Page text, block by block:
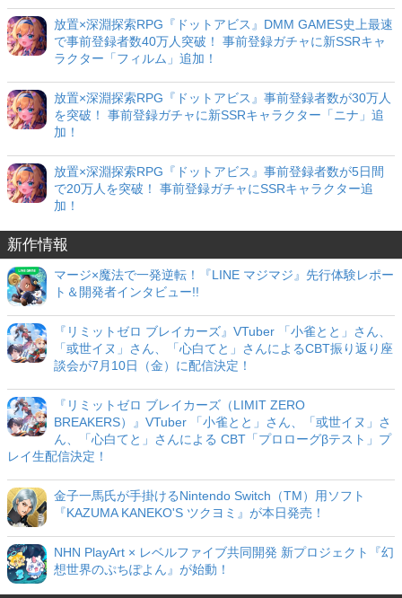
放置×深淵探索RPG『ドットアビス』DMM GAMES史上最速
で事前登録者数40万人突破！ 事前登録ガチャに新SSRキャ
ラクター「フィルム」追加！
放置×深淵探索RPG『ドットアビス』事前登録者数が30万人
を突破！ 事前登録ガチャに新SSRキャラクター「ニナ」追
加！
放置×深淵探索RPG『ドットアビス』事前登録者数が5日間
で20万人を突破！ 事前登録ガチャにSSRキャラクター追
加！
新作情報
マージ×魔法で一発逆転！『LINE マジマジ』先行体験レポー
ト＆開発者インタビュー!!
『リミットゼロ ブレイカーズ』VTuber 「小雀とと」さん、
「或世イヌ」さん、「心白てと」さんによるCBT振り返り座
談会が7月10日（金）に配信決定！
『リミットゼロ ブレイカーズ（LIMIT ZERO
BREAKERS）』VTuber 「小雀とと」さん、「或世イヌ」さ
ん、「心白てと」さんによる CBT「プロローグβテスト」プ
レイ生配信決定！
金子一馬氏が手掛けるNintendo Switch（TM）用ソフト
『KAZUMA KANEKO'S ツクヨミ』が本日発売！
NHN PlayArt × レベルファイブ共同開発 新プロジェクト『幻
想世界のぷちぽよん』が始動！